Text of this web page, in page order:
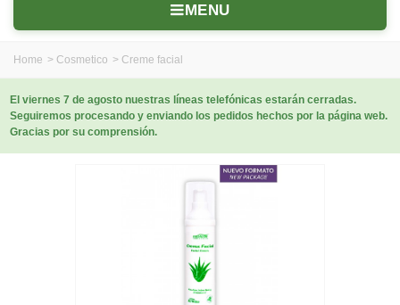
MENU
Home > Cosmetico > Creme facial
El viernes 7 de agosto nuestras líneas telefónicas estarán cerradas.
Seguiremos procesando y enviando los pedidos hechos por la página web.
Gracias por su comprensión.